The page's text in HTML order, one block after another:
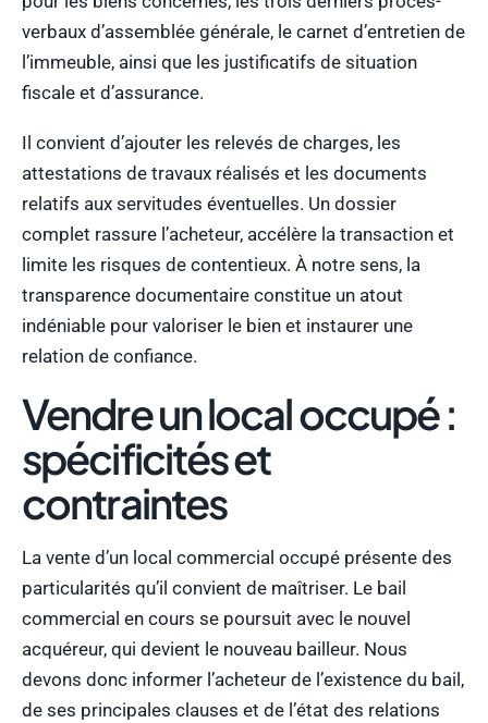
verbaux d’assemblée générale, le carnet d’entretien de
l’immeuble, ainsi que les justificatifs de situation
fiscale et d’assurance.
Il convient d’ajouter les relevés de charges, les
attestations de travaux réalisés et les documents
relatifs aux servitudes éventuelles. Un dossier
complet rassure l’acheteur, accélère la transaction et
limite les risques de contentieux. À notre sens, la
transparence documentaire constitue un atout
indéniable pour valoriser le bien et instaurer une
relation de confiance.
Vendre un local occupé :
spécificités et
contraintes
La vente d’un local commercial occupé présente des
particularités qu’il convient de maîtriser. Le bail
commercial en cours se poursuit avec le nouvel
acquéreur, qui devient le nouveau bailleur. Nous
devons donc informer l’acheteur de l’existence du bail,
de ses principales clauses et de l’état des relations